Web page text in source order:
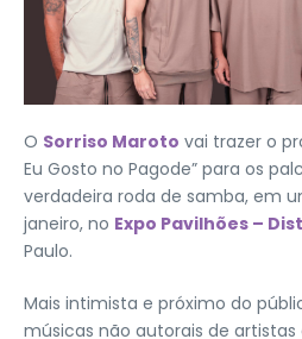
O Sorriso Maroto vai trazer o
Eu Gosto no Pagode” para os
verdadeira roda de samba, em
janeiro, no Expo Pavilhões –
Paulo.
Mais intimista e próximo do
músicas não autorais de